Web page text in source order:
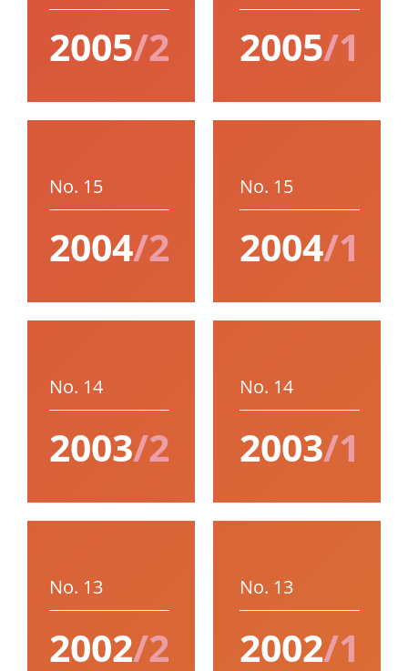
2005/2 2005/1
No. 15
2004/2
No. 15
2004/1
No. 14
2003/2
No. 14
2003/1
No. 13
2002/2
No. 13
2002/1